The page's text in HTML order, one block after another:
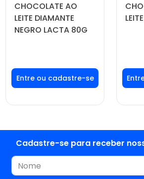
CHOCOLATE AO
LEITE DIAMANTE
NEGRO LACTA 80G
Faça seu login ou
cadastre-se para
ver preços e
Cadastre-se para receber